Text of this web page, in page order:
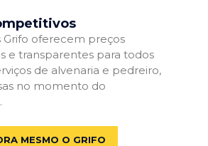
Grifo oferecem preços
e transparentes para todos
de alvenaria e pedreiro,
no momento do
MESMO O GRIFO